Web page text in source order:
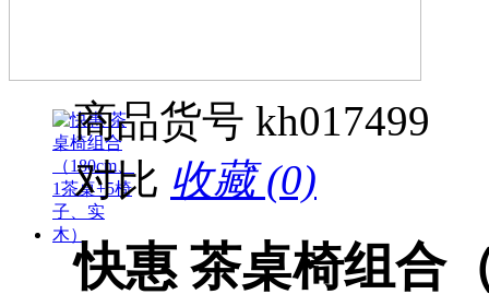
商品货号 kh017499
对比 收藏 (0)
快惠 茶桌椅组合